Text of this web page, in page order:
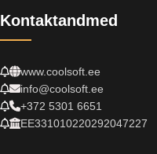
Kontaktandmed
www.coolsoft.ee
info@coolsoft.ee
+372 5301 6651
EE331010220292047227